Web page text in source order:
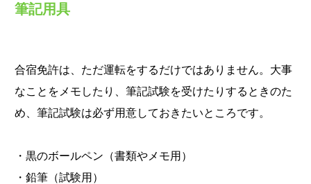
筆記用具
合宿免許は、ただ運転をするだけではありません。大事
なことをメモしたり、筆記試験を受けたりするときのた
め、筆記試験は必ず用意しておきたいところです。
・黒のボールペン（書類やメモ用）
・鉛筆（試験用）